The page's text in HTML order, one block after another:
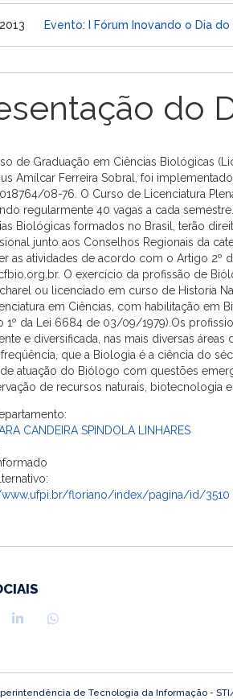
Evento: I Fórum Inovando o Dia
do
de Graduação em Ciências Biológicas
Amílcar Ferreira Sobral, foi
08-76. O Curso de Licenciatura
regularmente 40 vagas a cada
Biológicas formados no Brasil, terão
junto aos Conselhos Regionais da
as atividades de acordo com o Artigo 2º
O exercício da profissão de
ou licenciado em curso de Historia
em Ciências, com habilitação em
1º da Lei 6684 de 03/09/1979).Os
e diversificada, nas mais diversas
que a Biologia é a ciência do
atuação do Biólogo com questões
de recursos naturais, biotecnologia
CANDEIRA SPINDOLA LINHARES
floriano/index/pagina/id/3510
de Tecnologia da Informação -